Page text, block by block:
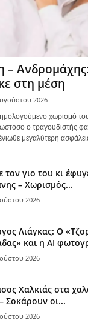
–
στη μέση
2026
χωρισμό
ο τραγουδιστής
μεγαλύτερη
τον γιο του κι
– Χωρισμός...
2026
Λιάγκας: Ο
και η AI
2026
Χαλκιάς στα
Σοκάρουν οι...
2026